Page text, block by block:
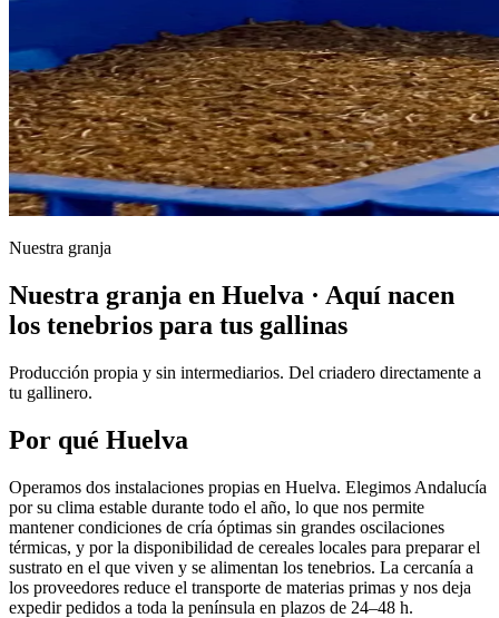
Nuestra granja
Nuestra granja en Huelva · Aquí nacen
los tenebrios para tus gallinas
Producción propia y sin intermediarios. Del criadero directamente a
tu gallinero.
Por qué Huelva
Operamos dos instalaciones propias en Huelva. Elegimos Andalucía
por su clima estable durante todo el año, lo que nos permite
mantener condiciones de cría óptimas sin grandes oscilaciones
térmicas, y por la disponibilidad de cereales locales para preparar el
sustrato en el que viven y se alimentan los tenebrios. La cercanía a
los proveedores reduce el transporte de materias primas y nos deja
expedir pedidos a toda la península en plazos de 24–48 h.